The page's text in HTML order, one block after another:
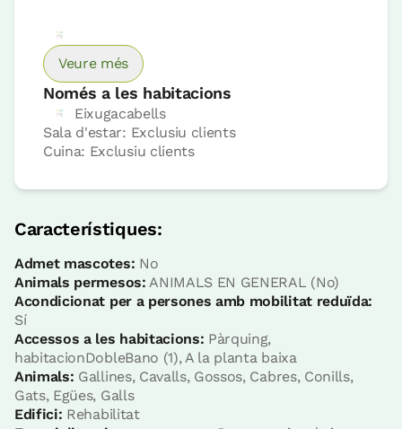
habitació
Habitació - 1 llit gran
Bany: Complert amb dutxa
Veure més
Només a les habitacions
Eixugacabells
Sala d'estar: Exclusiu clients
Cuina: Exclusiu clients
Característiques:
Admet mascotes: No
Animals permesos: ANIMALS EN GENERAL (No)
Acondicionat per a persones amb mobilitat reduïda:
Sí
Accessos a les habitacions: Pàrquing,
habitacionDobleBano (1), A la planta baixa
Animals: Gallines, Cavalls, Gossos, Cabres, Conills,
Gats, Egües, Galls
Edifici: Rehabilitat